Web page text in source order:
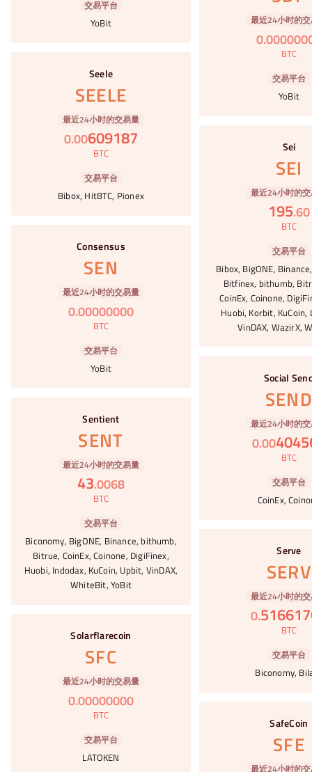
交易平台
YoBit 最近24小时的
0.
BTC
交易平台
YoBit
Seele
SEELE
最近24小时的交易量
0.00609187
BTC
交易平台
Bibox, HitBTC, Pionex
Sei
SEI
最近24小时的
195.60
BTC
交易平台
Bibox, BigONE,
Bitfinex, bithumb,
CoinEx, Coinone,
Huobi, Korbit, KuCoin,
VinDAX, WazirX,
Consensus
SEN
最近24小时的交易量
0.00000000
BTC
交易平台
YoBit
Social
最近24小时的
0.00
BTC
交易平台
CoinEx,
Sentient
SENT
最近24小时的交易量
43.0068
BTC
交易平台
Biconomy, BigONE, Binance, bithumb,
Bitrue, CoinEx, Coinone, DigiFinex,
Huobi, Indodax, KuCoin, Upbit, VinDAX,
WhiteBit, YoBit
Serve
SERV
最近24小时的
0.
BTC
交易平台
Biconomy,
Solarflarecoin
SFC
最近24小时的交易量
0.00000000
BTC
交易平台
LATOKEN
SafeCoin
SFE
最近24小时的